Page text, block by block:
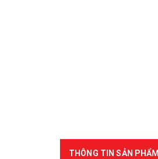
THÔNG TIN SẢN PHẨM